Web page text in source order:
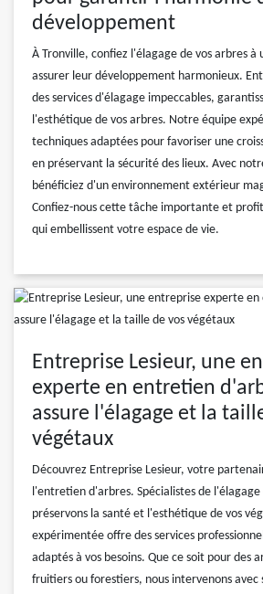
développement
À Tronville, confiez l'élagage de vos arbres à
assurer leur développement harmonieux.
des services d'élagage impeccables,
l'esthétique de vos arbres. Notre équipe
techniques adaptées pour favoriser une
en préservant la sécurité des lieux. Avec
bénéficiez d'un environnement extérieur
Confiez-nous cette tâche importante et
qui embellissent votre espace de vie.
Entreprise Lesieur, une
experte en entretien
assure l'élagage et la
végétaux
Découvrez Entreprise Lesieur, votre
l'entretien d'arbres. Spécialistes de
préservons la santé et l'esthétique de vos
expérimentée offre des services
adaptés à vos besoins. Que ce soit pour des
fruitiers ou forestiers, nous intervenons avec